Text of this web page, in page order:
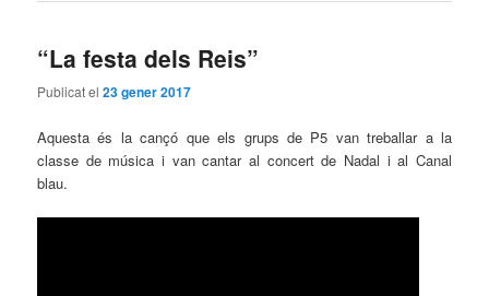
“La festa dels Reis”
Publicat el23 gener 2017
Aquesta és la cançó que els grups de P5 van treballar a la
classe de música i van cantar al concert de Nadal i al Canal
blau.